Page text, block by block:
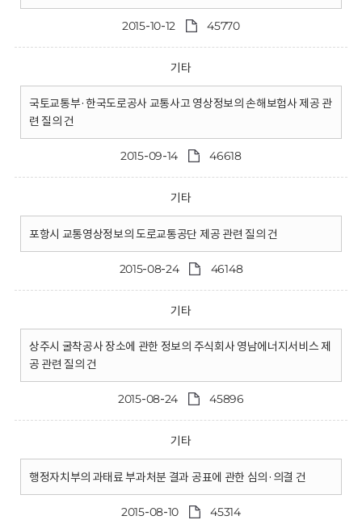
2015-10-12 45770
기타
국토교통부·한국도로공사 교통사고 영상정보의 손해보험사 제공 관
련 질의 건
2015-09-14 46618
기타
포항시 교통영상정보의 도로교통공단 제공 관련 질의 건
2015-08-24 46148
기타
상주시 굴착공사 장소에 관한 정보의 주식회사 영남에너지서비스 제
공 관련 질의 건
2015-08-24 45896
기타
행정자치부의 과태료 부과처분 결과 공표에 관한 심의·의결 건
2015-08-10 45314